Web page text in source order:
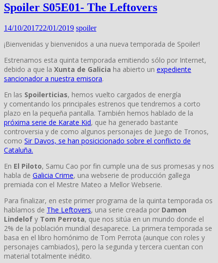
Spoiler S05E01- The Leftovers
14/10/201722/01/2019 spoiler
¡Bienvenidas y bienvenidos a una nueva temporada de Spoiler!
Estrenamos esta quinta temporada emitiendo sólo por Internet,
debido a que la Xunta de Galicia ha abierto un expediente
sancionador a nuestra emisora.
En las Spoilerticias, hemos vuelto cargados de energía
y comentando los principales estrenos que tendremos a corto
plazo en la pequeña pantalla. También hemos hablado de la
próxima serie de Karate Kid, que ha generado bastante
controversia y de como algunos personajes de Juego de Tronos,
como Sir Davos, se han posicicionado sobre el conflicto de
Cataluña.
En El Piloto, Samu Cao por fin cumple una de sus promesas y nos
habla de Galicia Crime, una webserie de producción gallega
premiada con el Mestre Mateo a Mellor Webserie.
Para finalizar, en este primer programa de la quinta temporada os
hablamos de The Leftovers, una serie creada por Damon
Lindelof y Tom Perrota, que nos sitúa en un mundo donde el
2% de la población mundial desaparece. La primera temporada se
basa en el libro homónimo de Tom Perrota (aunque con roles y
personajes cambiados), pero la segunda y tercera cuentan con
material totalmente inédito.